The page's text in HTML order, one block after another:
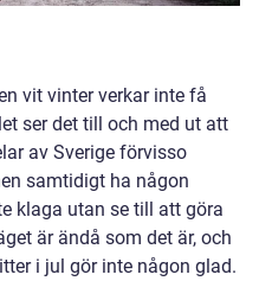
vit vinter verkar inte få
ser det till och med ut att
av Sverige förvisso
samtidigt ha någon
klaga utan se till att göra
är ändå som det är, och
i jul gör inte någon glad.